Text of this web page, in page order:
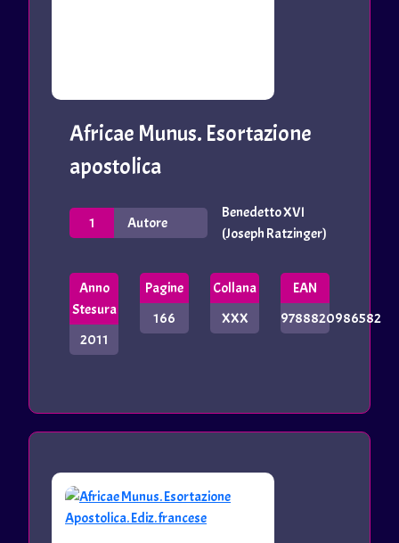
Africae Munus. Esortazione
apostolica
1 Autore
Benedetto XVI
(Joseph Ratzinger)
Anno
Stesura
2011
Pagine
166
Collana
XXX
EAN
9788820986582